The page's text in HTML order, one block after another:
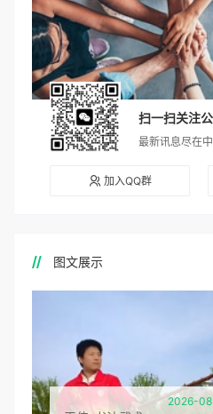
扫一扫关注
最新讯息尽在
加入QQ群
图文展示
2026-